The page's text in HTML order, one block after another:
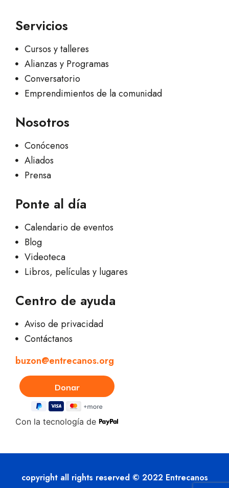
Servicios
Cursos y talleres
Alianzas y Programas
Conversatorio
Emprendimientos de la comunidad
Nosotros
Conócenos
Aliados
Prensa
Ponte al día
Calendario de eventos
Blog
Videoteca
Libros, películas y lugares
Centro de ayuda
Aviso de privacidad
Contáctanos
buzon@entrecanos.org
Con la tecnología de
copyright all rights reserved © 2022 Entrecanos